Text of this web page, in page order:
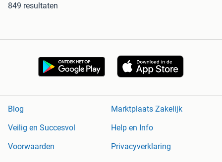
849 resultaten
Blog
Marktplaats Zakelijk
Veilig en Succesvol
Help en Info
Voorwaarden
Privacyverklaring